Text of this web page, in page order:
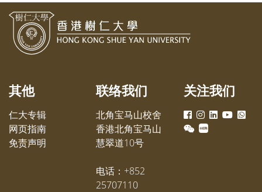
其他
仁大专辑
网页指南
免责声明
联络我们
北角宝马山校舍
香港北角宝马山
慧翠道10号
电话：+852
25707110
关注我们